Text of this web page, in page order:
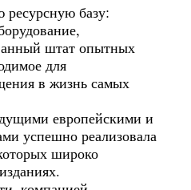
ресурсную базу:
штат опытных
для
в жизнь самых
европейскими и
успешно реализовала
широко